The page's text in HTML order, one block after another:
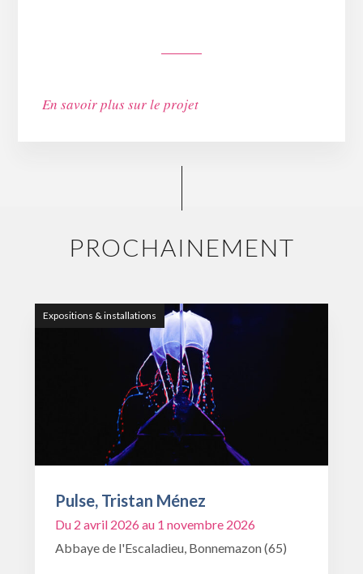
En savoir plus sur le projet
PROCHAINEMENT
Expositions & installations
Pulse, Tristan Ménez
Du 2 avril 2026 au 1 novembre 2026
Abbaye de l'Escaladieu, Bonnemazon (65)